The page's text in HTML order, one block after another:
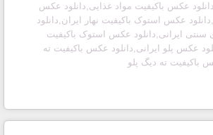
عکس باکیفیت مواد غذایی,دانلود عکس
عکس استوک باکیفیت نهار ایران,دانلود
ایرانی,دانلود عکس استوک باکیفیت
عکس پلو ایرانی,دانلود عکس باکیفیت ته
باکیفیت ته دیگ پلو